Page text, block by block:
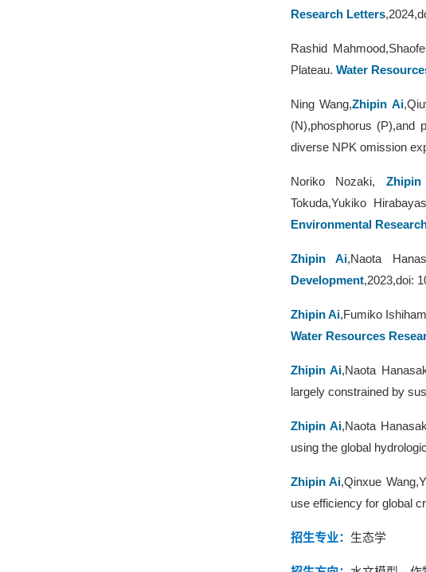
Research Letters
Rashid
Plateau. Water
Ning Wang,Zhipin Ai
(N),phosphorus (P),and
diverse NPK omission
Noriko Nozaki,
Tokuda,Yukiko
Environmental
Zhipin Ai,Naota
Development,2023,doi:
Zhipin Ai,Fumiko
Water Resources
Zhipin Ai,Naota
largely constrained by
Zhipin Ai,Naota
using the global
Zhipin Ai,Qinxue
use efficiency for global
招生专业： 生态学